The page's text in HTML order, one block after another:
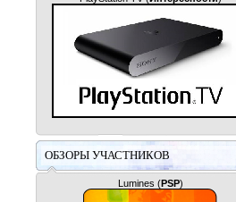
ОБЗОРЫ УЧАСТНИКОВ
Lumines (PSP)